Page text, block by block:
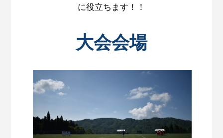
に役立ちます！！
大会会場